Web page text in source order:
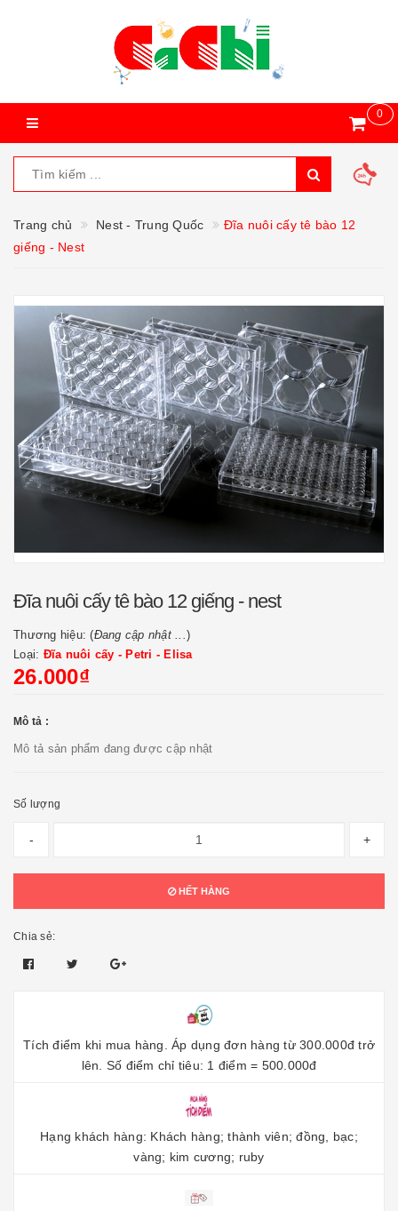
0
Trang chủ Nest - Trung Quốc
Đĩa nuôi cấy tê bào 12
giếng - Nest
Đĩa nuôi cấy tê bào 12 giếng - nest
Thương hiệu: (Đang cập nhật ...)
Loại: Đĩa nuôi cấy - Petri - Elisa
26.000₫
Mô tả :
Mô tả sản phẩm đang được cập nhật
Số lượng
- +
HẾT HÀNG
Chia sẻ:
Tích điểm khi mua hàng. Áp dụng đơn hàng từ 300.000đ trở
lên. Số điểm chỉ tiêu: 1 điểm = 500.000đ
Hạng khách hàng: Khách hàng; thành viên; đồng, bạc;
vàng; kim cương; ruby